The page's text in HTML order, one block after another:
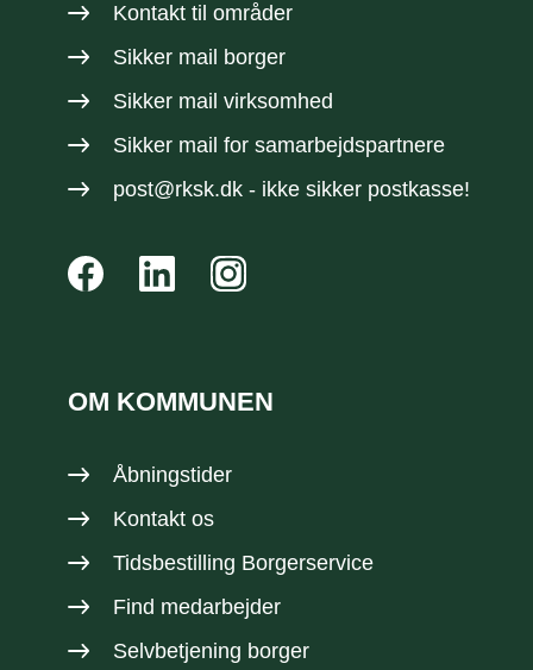
Kontakt til områder
Sikker mail borger
Sikker mail virksomhed
Sikker mail for samarbejdspartnere
post@rksk.dk- ikke sikker postkasse!
OM KOMMUNEN
Åbningstider
Kontakt os
Tidsbestilling Borgerservice
Find medarbejder
Selvbetjening borger